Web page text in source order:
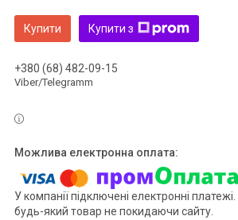
Купити Купити з
+380 (68) 482-09-15
Viber/Telegramm
У компанії підключені електронні
будь-який товар не покидаючи сайту.